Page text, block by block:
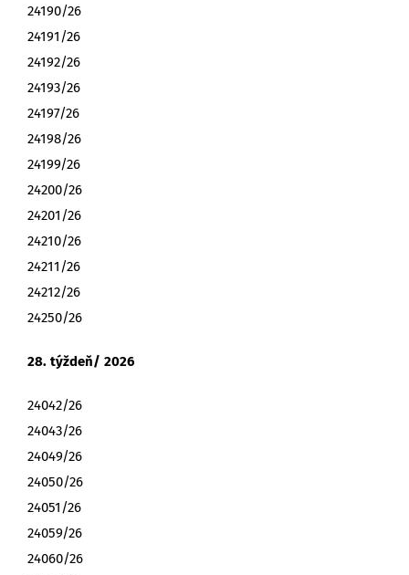
24190/26
24191/26
24192/26
24193/26
24197/26
24198/26
24199/26
24200/26
24201/26
24210/26
24211/26
24212/26
24250/26
28. týždeň/ 2026
24042/26
24043/26
24049/26
24050/26
24051/26
24059/26
24060/26